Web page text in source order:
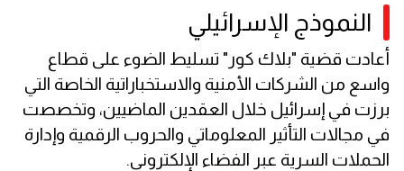
النموذج الإسرائيلي
أعادت قضية "بلاك كور" تسليط الضوء على قطاع
واسع من الشركات الأمنية والاستخباراتية الخاصة التي
برزت في إسرائيل خلال العقدين الماضيين، وتخصصت
في مجالات التأثير المعلوماتي والحروب الرقمية وإدارة
الحملات السرية عبر الفضاء الإلكتروني.